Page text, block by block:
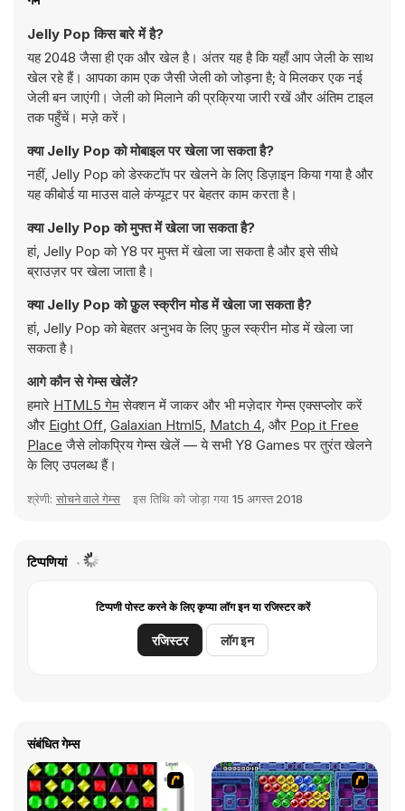
Jelly Pop किस बारे में है?
यह 2048 जैसा ही एक और खेल है। अंतर यह है कि यहाँ आप जेली के साथ
खेल रहे हैं। आपका काम एक जैसी जेली को जोड़ना है; वे मिलकर एक नई
जेली बन जाएंगी। जेली को मिलाने की प्रक्रिया जारी रखें और अंतिम टाइल
तक पहुँचें। मज़े करें।
क्या Jelly Pop को मोबाइल पर खेला जा सकता है?
नहीं, Jelly Pop को डेस्कटॉप पर खेलने के लिए डिज़ाइन किया गया है और
यह कीबोर्ड या माउस वाले कंप्यूटर पर बेहतर काम करता है।
क्या Jelly Pop को मुफ्त में खेला जा सकता है?
हां, Jelly Pop को Y8 पर मुफ्त में खेला जा सकता है और इसे सीधे
ब्राउज़र पर खेला जाता है।
क्या Jelly Pop को फ़ुल स्क्रीन मोड में खेला जा सकता है?
हां, Jelly Pop को बेहतर अनुभव के लिए फ़ुल स्क्रीन मोड में खेला जा
सकता है।
आगे कौन से गेम्स खेलें?
हमारे HTML5 गेमसेक्शन में जाकर और भी मज़ेदार गेम्स एक्सप्लोर करें
और Eight Off, Galaxian Html5, Match 4, और Pop it Free
Place जैसे लोकप्रिय गेम्स खेलें — ये सभी Y8 Games पर तुरंत खेलने
के लिए उपलब्ध हैं।
श्रेणी: सोचने वाले गेम्स इस तिथि को जोड़ा गया 15 अगस्त 2018
टिप्पणियां
टिप्पणी पोस्ट करने के लिए कृप्या लॉग इन या रजिस्टर करें
रजिस्टर लॉग इन
संबंधित गेम्स